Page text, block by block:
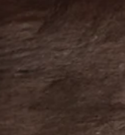
både rolige og
ældre huse
hulrum,
bygninger. Også
og udhuse
gennem
og vi forbinder
typiske